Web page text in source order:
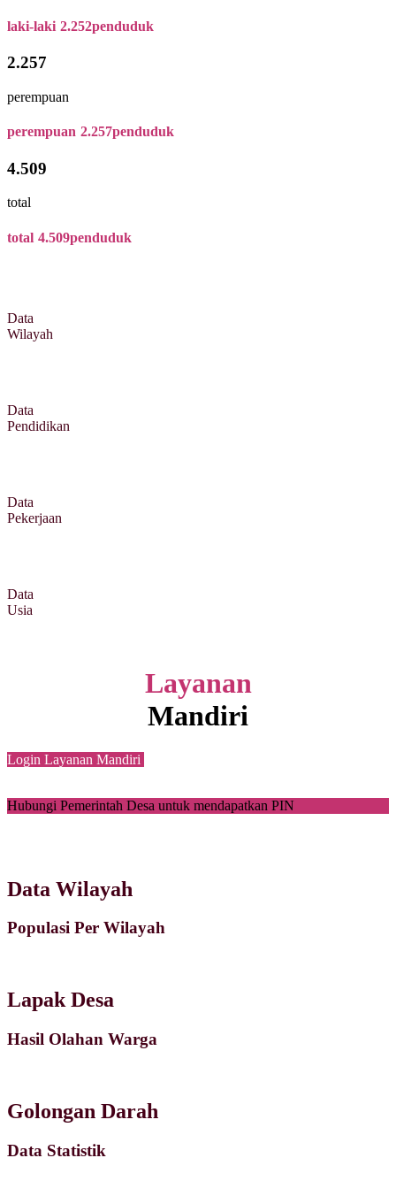
laki-laki 2.252penduduk
2.257
perempuan
perempuan 2.257penduduk
4.509
total
total 4.509penduduk
Data
Wilayah
Data
Pendidikan
Data
Pekerjaan
Data
Usia
Layanan
Mandiri
Login Layanan Mandiri
Hubungi Pemerintah Desa untuk mendapatkan PIN
Data Wilayah
Populasi Per Wilayah
Lapak Desa
Hasil Olahan Warga
Golongan Darah
Data Statistik